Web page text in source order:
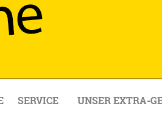
SERVICE UNSER EXTRA-